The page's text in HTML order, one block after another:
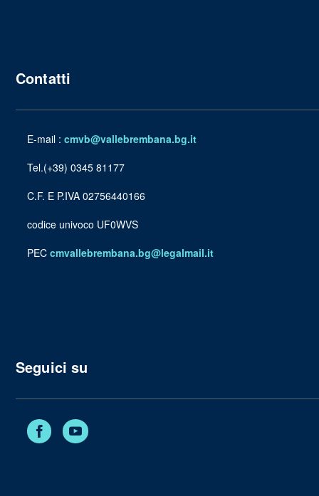
Contatti
E-mail : cmvb@vallebrembana.bg.it
Tel.(+39) 0345 81177
C.F. E P.IVA 02756440166
codice univoco UF0WVS
PEC cmvallebrembana.bg@legalmail.it
Seguici su
Facebook